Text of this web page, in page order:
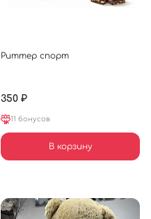
Риттер спорт
350 ₽
11 бонусов
В корзину